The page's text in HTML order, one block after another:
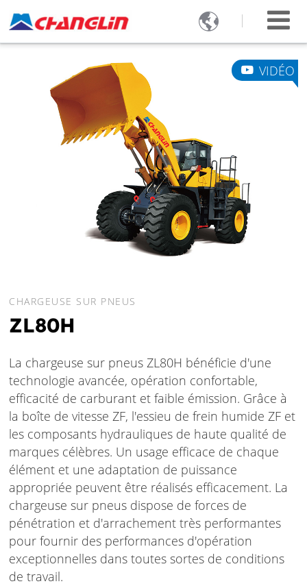

CHARGEUSE SUR PNEUS
ZL80H
La chargeuse sur pneus ZL80H bénéficie d'une
technologie avancée, opération confortable,
efficacité de carburant et faible émission. Grâce à
la boîte de vitesse ZF, l'essieu de frein humide ZF et
les composants hydrauliques de haute qualité de
marques célèbres. Un usage efficace de chaque
élément et une adaptation de puissance
appropriée peuvent être réalisés efficacement. La
chargeuse sur pneus dispose de forces de
pénétration et d'arrachement très performantes
pour fournir des performances d'opération
exceptionnelles dans toutes sortes de conditions
de travail.
VIDÉO